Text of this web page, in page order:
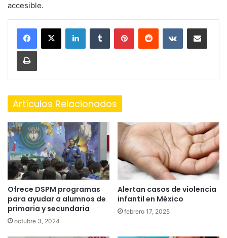
accesible.
LinkedInTumblr PinterestReddit VKontakteShare via Email
Print
Artículos Relacionados
Ofrece DSPM programas
para ayudar a alumnos de
primaria y secundaria
octubre 3, 2024
Alertan casos de violencia
infantil en México
febrero 17, 2025